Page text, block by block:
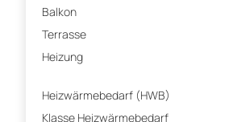
Balkon
Terrasse
Heizung
Heizwärmebedarf (HWB)
Klasse Heizwärmebedarf